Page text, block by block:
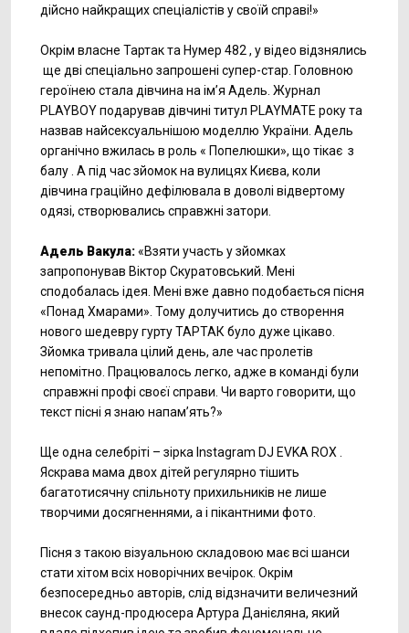
дійсно найкращих спеціалістів у своїй справі!»
Окрім власне Тартак та Нумер 482 , у відео відзнялись
ще дві спеціально запрошені супер-стар. Головною
героїнею стала дівчина на ім’я Адель. Журнал
PLAYBOY подарував дівчині титул PLAYMATE року та
назвав найсексуальнішою моделлю України. Адель
органічно вжилась в роль « Попелюшки», що тікає з
балу . А під час зйомок на вулицях Києва, коли
дівчина граційно дефілювала в доволі відвертому
одязі, створювались справжні затори.
Адель Вакула:«Взяти участь у зйомках
запропонував Віктор Скуратовський. Мені
сподобалась ідея. Мені вже давно подобається пісня
«Понад Хмарами». Тому долучитись до створення
нового шедевру гурту ТАРТАК було дуже цікаво.
Зйомка тривала цілий день, але час пролетів
непомітно. Працювалось легко, адже в команді були
справжні профі своєї справи. Чи варто говорити, що
текст пісні я знаю напам’ять?»
Ще одна селебріті – зірка Instagram DJ EVKA ROX .
Яскрава мама двох дітей регулярно тішить
багатотисячну спільноту прихильників не лише
творчими досягненнями, а і пікантними фото.
Пісня з такою візуальною складовою має всі шанси
стати хітом всіх новорічних вечірок. Окрім
безпосередньо авторів, слід відзначити величезний
внесок саунд-продюсера Артура Данієляна, який